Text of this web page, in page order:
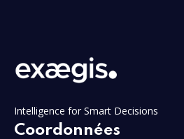
Intelligence for Smart Decisions
Coordonnées